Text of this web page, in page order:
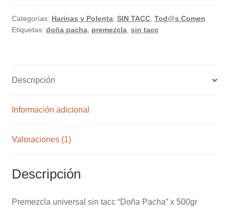
"Doña
Pacha"
Categorías: Harinas y Polenta, SIN TACC, Tod@s Comen
Etiquetas: doña pacha, premezcla, sin tacc
Descripción
Información adicional
Valoraciones (1)
Descripción
Premezcla universal sin tacc “Doña Pacha” x 500gr